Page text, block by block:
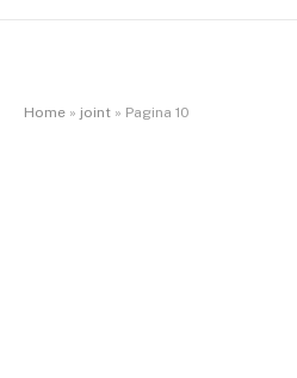
Home » joint » Pagina 10